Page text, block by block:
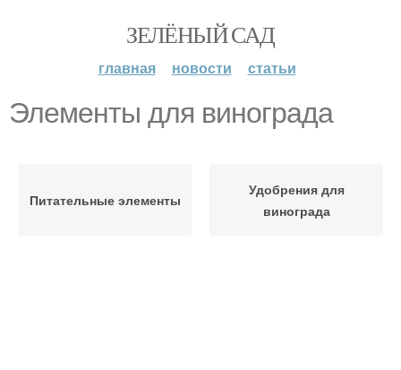
ЗЕЛЁНЫЙ САД
главная новости статьи
Элементы для винограда
Питательные элементы
Удобрения для
винограда